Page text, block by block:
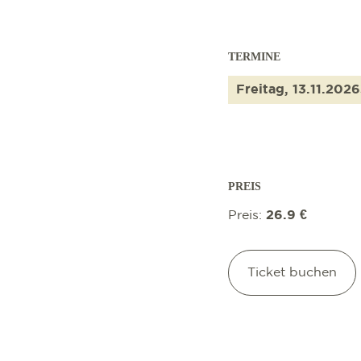
TERMINE
Freitag, 13.11.2026
PREIS
Preis: 26.9 €
Ticket buchen